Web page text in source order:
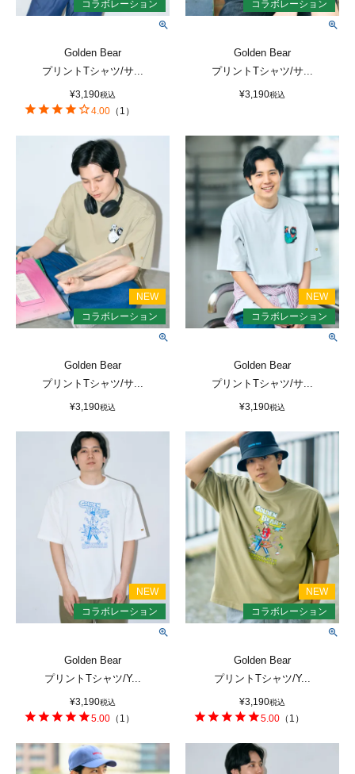
Golden Bear
プリントTシャツ/サ...
¥3,190税込
4.00 （ 1 ）
Golden Bear
プリントTシャツ/サ...
¥3,190税込
Golden Bear
プリントTシャツ/サ...
¥3,190税込
Golden Bear
プリントTシャツ/サ...
¥3,190税込
Golden Bear
プリントTシャツ/Y...
¥3,190税込
5.00 （ 1 ）
Golden Bear
プリントTシャツ/Y...
¥3,190税込
5.00 （ 1 ）